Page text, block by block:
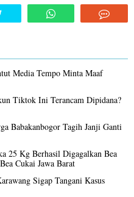
Media Tempo Minta Maaf
Tiktok Ini Terancam Dipidana?
Babakanbogor Tagih Janji Ganti
25 Kg Berhasil Digagalkan Bea
Cukai Jawa Barat
Sigap Tangani Kasus